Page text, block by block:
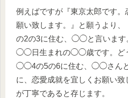
例えばですが『東京太郎です。
願い致します。』と願うよ
の2の3に住む、◯◯と言いま
◯◯日生まれの◯◯歳です。
◯◯4の5の6に住む、◯◯さんと
に、恋愛成就を宜しくお願い
が丁寧であると存じます。